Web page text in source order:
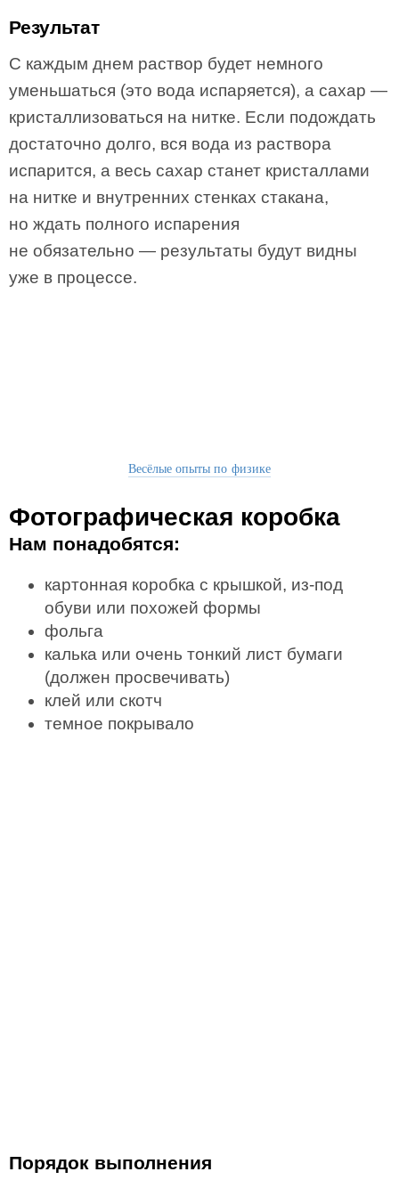
Результат
С каждым днем раствор будет немного
уменьшаться (это вода испаряется), а сахар —
кристаллизоваться на нитке. Если подождать
достаточно долго, вся вода из раствора
испарится, а весь сахар станет кристаллами
на нитке и внутренних стенках стакана,
но ждать полного испарения
не обязательно — результаты будут видны
уже в процессе.
Весёлые опыты по физике
Фотографическая коробка
Нам понадобятся:
картонная коробка с крышкой, из-под
обуви или похожей формы
фольга
калька или очень тонкий лист бумаги
(должен просвечивать)
клей или скотч
темное покрывало
Порядок выполнения